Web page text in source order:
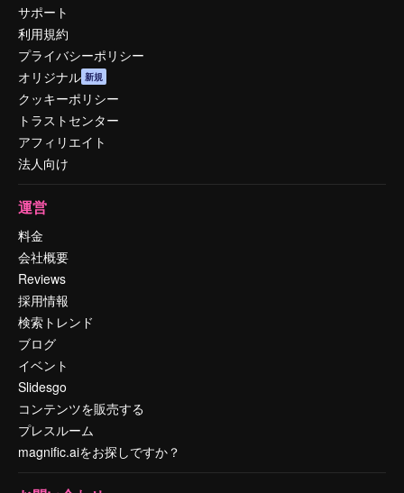
サポート
利用規約
プライバシーポリシー
オリジナル 新規
クッキーポリシー
トラストセンター
アフィリエイト
法人向け
運営
料金
会社概要
Reviews
採用情報
検索トレンド
ブログ
イベント
Slidesgo
コンテンツを販売する
プレスルーム
magnific.aiをお探しですか？